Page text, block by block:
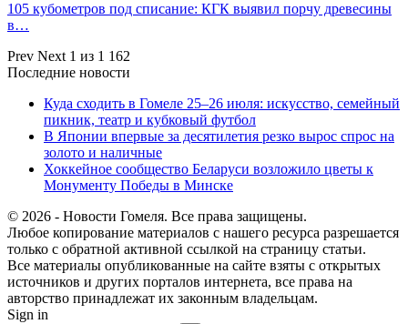
105 кубометров под списание: КГК выявил порчу древесины
в…
Prev Next 1 из 1 162
Последние новости
Куда сходить в Гомеле 25–26 июля: искусство, семейный
пикник, театр и кубковый футбол
В Японии впервые за десятилетия резко вырос спрос на
золото и наличные
Хоккейное сообщество Беларуси возложило цветы к
Монументу Победы в Минске
© 2026 - Новости Гомеля. Все права защищены.
Любое копирование материалов с нашего ресурса разрешается
только с обратной активной ссылкой на страницу статьи.
Все материалы опубликованные на сайте взяты с открытых
источников и других порталов интернета, все права на
авторство принадлежат их законным владельцам.
Sign in